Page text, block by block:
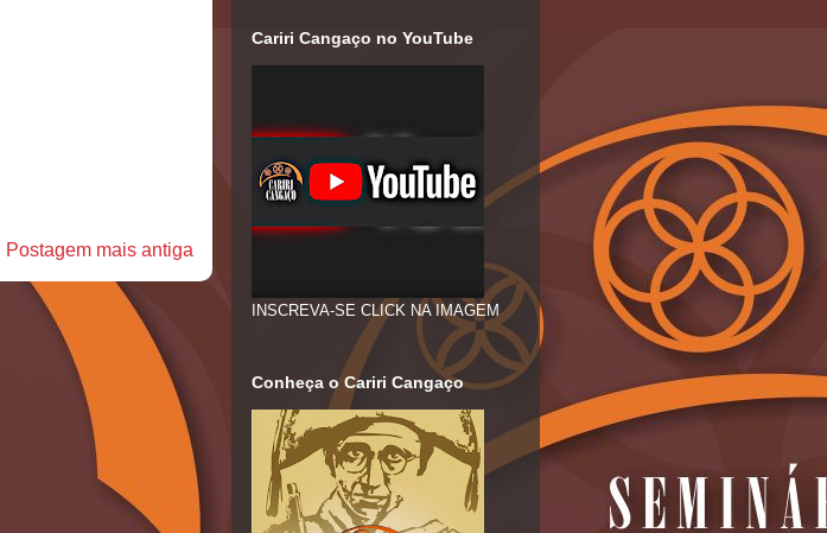
Postagem mais antiga
Cariri Cangaço no YouTube
INSCREVA-SE CLICK NA IMAGEM
Conheça o Cariri Cangaço